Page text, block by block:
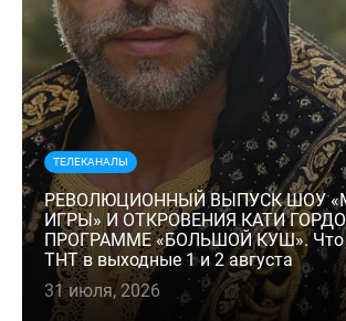
ТЕЛЕКАНАЛЫ
РЕВОЛЮЦИОННЫЙ ВЫПУСК ШОУ
ИГРЫ» И ОТКРОВЕНИЯ КАТИ
ПРОГРАММЕ «БОЛЬШОЙ КУШ». Что
ТНТ в выходные 1 и 2 августа
31 июля, 2026